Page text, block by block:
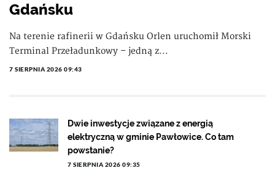
Gdańsku
Na terenie rafinerii w Gdańsku Orlen uruchomił Morski
Terminal Przeładunkowy – jedną z...
7 SIERPNIA 2026 09:43
Dwie inwestycje związane z energią
elektryczną w gminie Pawłowice. Co tam
powstanie?
7 SIERPNIA 2026 09:35